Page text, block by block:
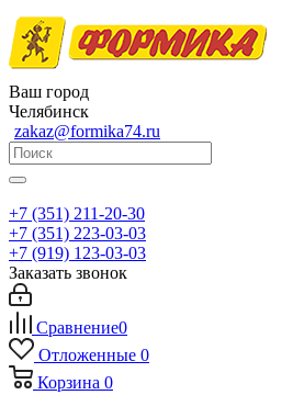
Ваш город
Челябинск
zakaz@formika74.ru
+7 (351) 211-20-30
+7 (351) 223-03-03
+7 (919) 123-03-03
Заказать звонок
Сравнение0
Отложенные 0
Корзина 0